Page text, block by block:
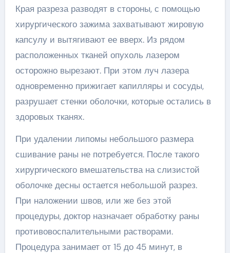
Края разреза разводят в стороны, с помощью
хирургического зажима захватывают жировую
капсулу и вытягивают ее вверх. Из рядом
расположенных тканей опухоль лазером
осторожно вырезают. При этом луч лазера
одновременно прижигает капилляры и сосуды,
разрушает стенки оболочки, которые остались в
здоровых тканях.
При удалении липомы небольшого размера
сшивание раны не потребуется. После такого
хирургического вмешательства на слизистой
оболочке десны остается небольшой разрез.
При наложении швов, или же без этой
процедуры, доктор назначает обработку раны
противовоспалительными растворами.
Процедура занимает от 15 до 45 минут, в